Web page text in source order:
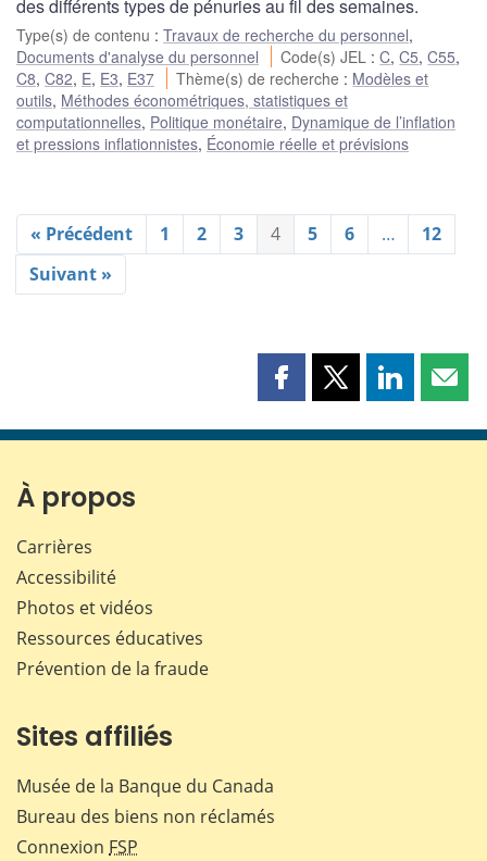
des différents types de pénuries au fil des semaines.
Type(s) de contenu : Travaux de recherche du personnel,
Documents d'analyse du personnel
Code(s) JEL :C,C5,C55,
C8, C82, E, E3, E37 Thème(s) de recherche : Modèles et
outils, Méthodes économétriques, statistiques et
computationnelles, Politique monétaire, Dynamique de l’inflation
et pressions inflationnistes, Économie réelle et prévisions
« Précédent 1 2 3 4 5 6 …
12
Suivant »
Partager
page
Partager
page
Partager
page page
À propos
Carrières
Accessibilité
Photos et vidéos
Ressources éducatives
Prévention de la fraude
Sites affiliés
Musée de la Banque du Canada
Bureau des biens non réclamés
Connexion FSP